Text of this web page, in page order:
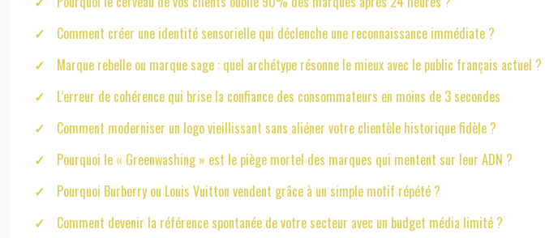
Comment créer une identité sensorielle qui déclenche une reconnaissance immédiate ?
Marque rebelle ou marque sage : quel archétype résonne le mieux avec le public français actuel ?
L’erreur de cohérence qui brise la confiance des consommateurs en moins de 3 secondes
Comment moderniser un logo vieillissant sans aliéner votre clientèle historique fidèle ?
Pourquoi le « Greenwashing » est le piège mortel des marques qui mentent sur leur ADN ?
Pourquoi Burberry ou Louis Vuitton vendent grâce à un simple motif répété ?
Comment devenir la référence spontanée de votre secteur avec un budget média limité ?